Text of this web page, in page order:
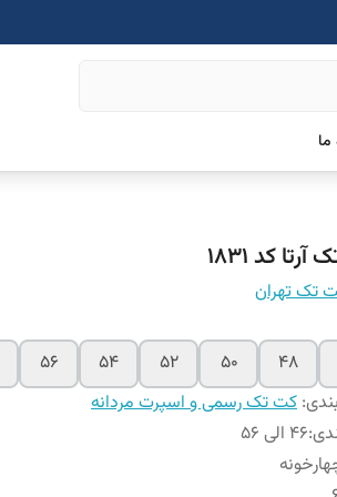
ما
کد ۱۸۳۱
تک تهران
48
50
52
54 ۵۶
: کت تک رسمی و اسپرت مردانه
:۴۶ الی ۵۶